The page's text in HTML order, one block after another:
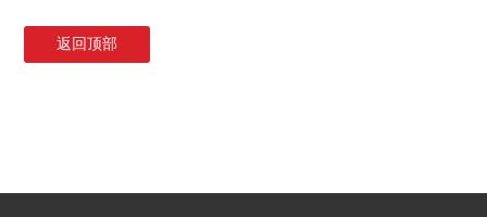
返回顶部